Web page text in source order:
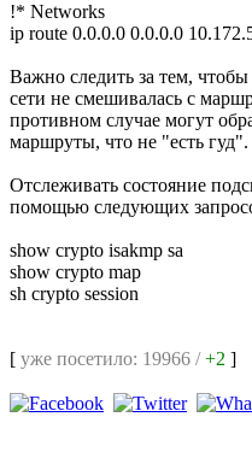
!* Networks
ip route 0.0.0.0 0.0.0.0
Важно следить за тем,
сети не смешивалась с
противном случае могут
маршруты, что не "есть гуд".
Отслеживать состояние
помощью следующих
show crypto isakmp sa
show crypto map
sh crypto session
[ уже посетило: 19966 /+2 ]